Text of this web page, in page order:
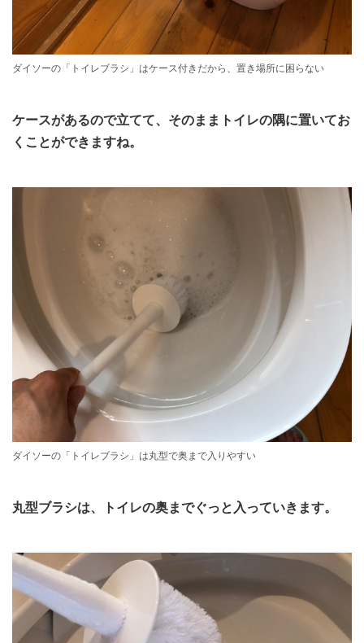
ダイソーの「トイレブラシ」はケース付きだから、置き場所に困らない
ケースがあるので立てて、そのままトイレの隅に置いてお
くことができますね。
ダイソーの「トイレブラシ」は丸型で奥まで入りやすい
丸型ブラシは、トイレの奥までぐっと入っていきます。